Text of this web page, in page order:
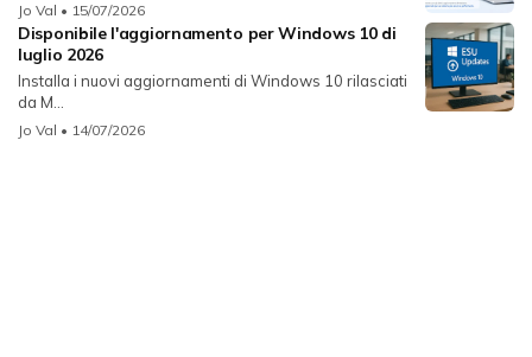
Jo Val • 15/07/2026
Disponibile l'aggiornamento per Windows 10 di
luglio 2026
Installa i nuovi aggiornamenti di Windows 10 rilasciati
da M...
Jo Val • 14/07/2026